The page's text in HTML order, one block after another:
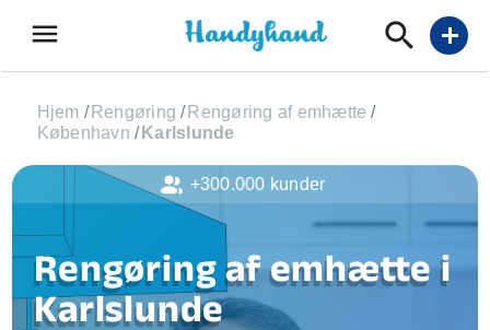
menu add
Hjem / Rengøring / Rengøring af emhætte /
København / Karlslunde
Rengøring af emhætte i
Karlslunde
+300.000 kunder